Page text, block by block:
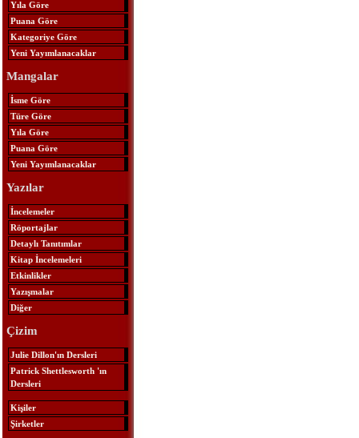
Yıla Göre
Puana Göre
Kategoriye Göre
Yeni Yayımlanacaklar
Mangalar
İsme Göre
Türe Göre
Yıla Göre
Puana Göre
Yeni Yayımlanacaklar
Yazılar
İncelemeler
Röportajlar
Detaylı Tanıtımlar
Kitap İncelemeleri
Etkinlikler
Yazışmalar
Diğer
Çizim
Julie Dillon'ın Dersleri
Patrick Shettlesworth 'ın
Dersleri
Kişiler
Şirketler